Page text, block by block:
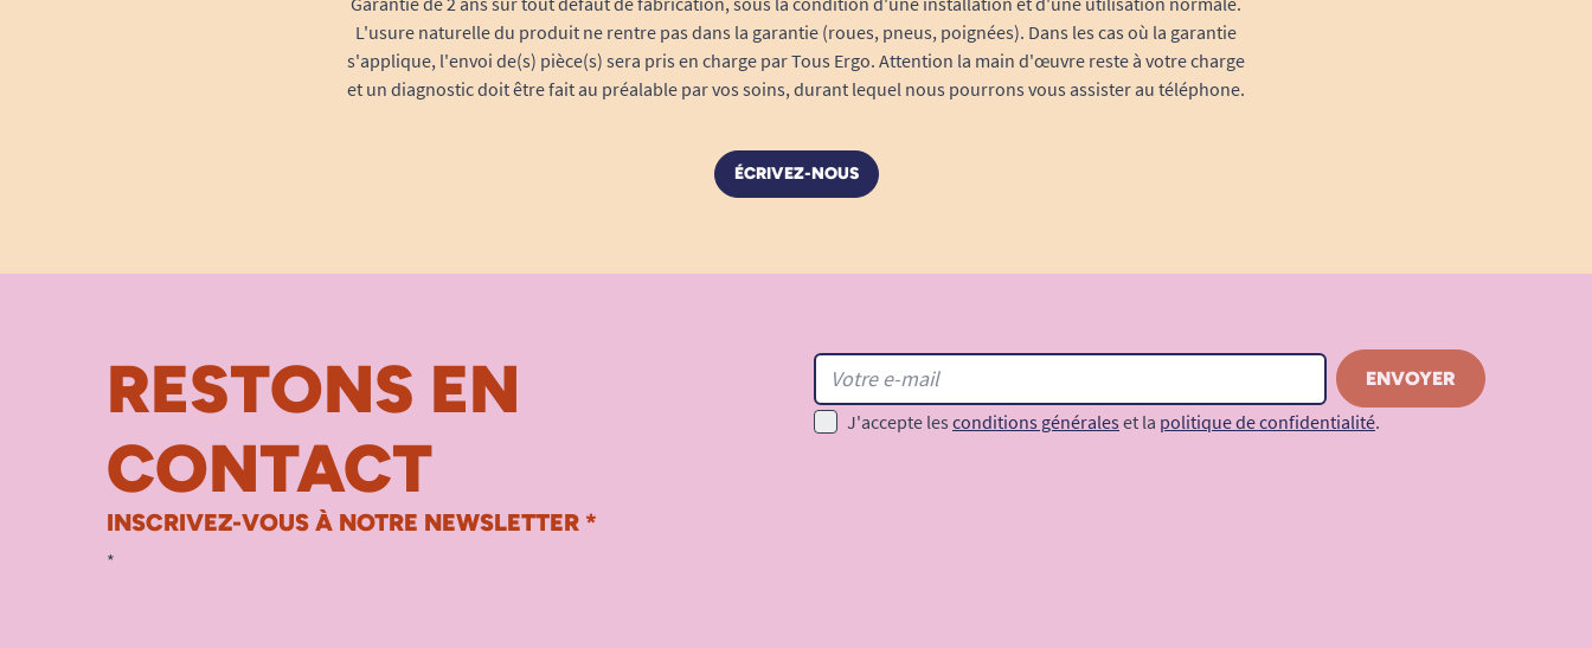
L'usure naturelle du produit ne rentre pas dans la garantie (roues, pneus, poignées). Dans les cas où la garantie
s'applique, l'envoi de(s) pièce(s) sera pris en charge par Tous Ergo. Attention la main d'œuvre reste à votre charge
et un diagnostic doit être fait au préalable par vos soins, durant lequel nous pourrons vous assister au téléphone.
ÉCRIVEZ-NOUS
RESTONS EN
CONTACT
INSCRIVEZ-VOUS À NOTRE NEWSLETTER *
*
J'accepte les conditions générales et la politique de confidentialité.